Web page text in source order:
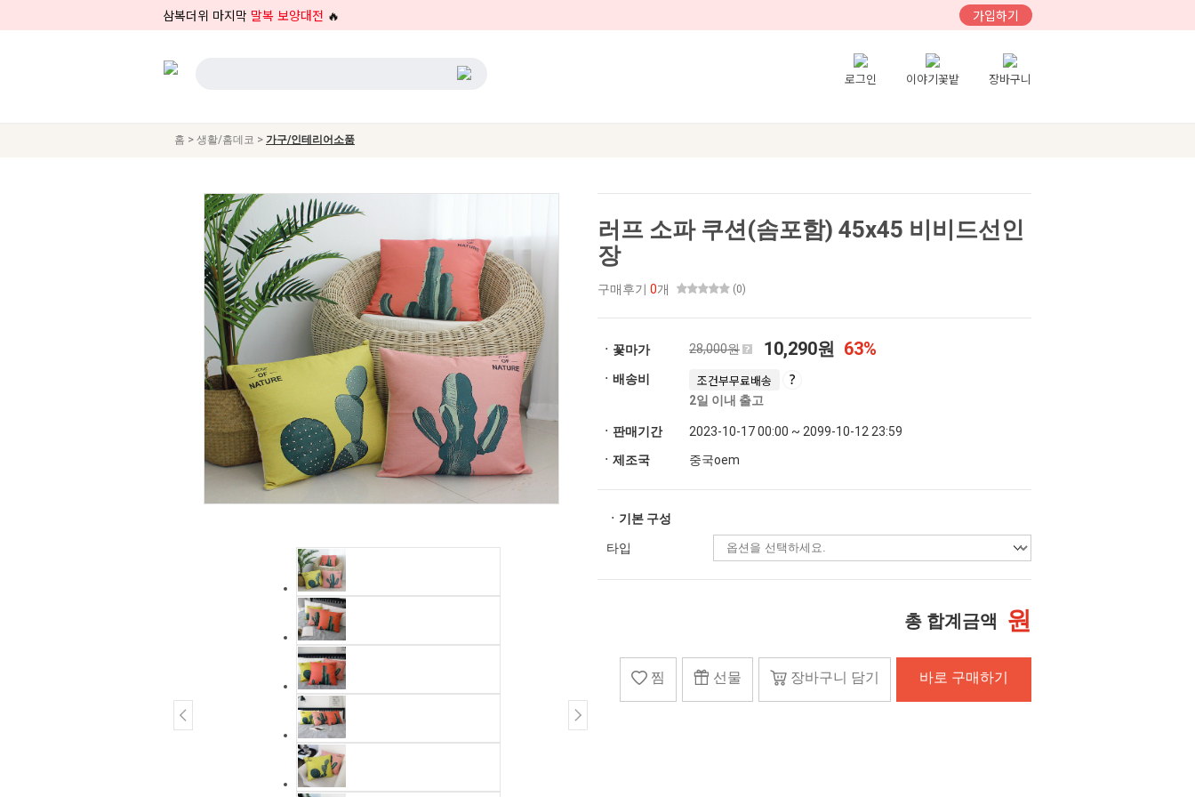
삼복더위 마지막 말복 보양대전 🔥 가입하기
로그인 이야기꽃밭 장바구니
홈 > 생활/홈데코 > 가구/인테리어소품
러프 소파 쿠션(솜포함) 45x45 비비드선인
장
구매후기 0개 (0)
ㆍ꽃마가 28,000원 10,290원 63%
ㆍ배송비 조건부무료배송
2일 이내 출고
ㆍ판매기간
2023-10-17 00:00 ~ 2099-10-12 23:59
ㆍ제조국
중국oem
ㆍ기본 구성
타입
총 합계금액 원
찜 선물 장바구니 담기 바로 구매하기